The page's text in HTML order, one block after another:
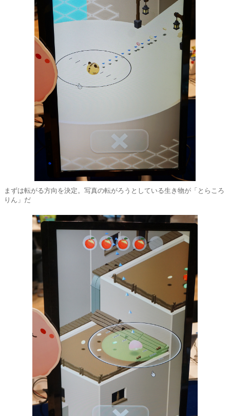
まずは転がる方向を決定。写真の転がろうとしている生き物が「とらころ
りん」だ